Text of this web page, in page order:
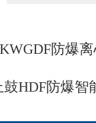
防爆
鼓HDF防爆